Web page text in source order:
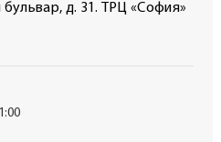
д. 31. ТРЦ «София»